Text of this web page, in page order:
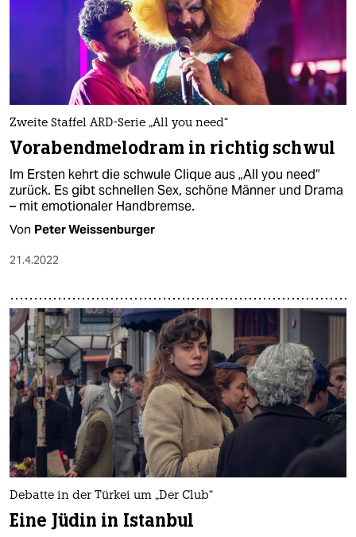
Zweite Staffel ARD-Serie „All you need“
Vorabendmelodram in richtig schwul
Im Ersten kehrt die schwule Clique aus „All you need“
zurück. Es gibt schnellen Sex, schöne Männer und Drama
– mit emotionaler Handbremse.
Von Peter Weissenburger
21.4.2022
Debatte in der Türkei um „Der Club“
Eine Jüdin in Istanbul